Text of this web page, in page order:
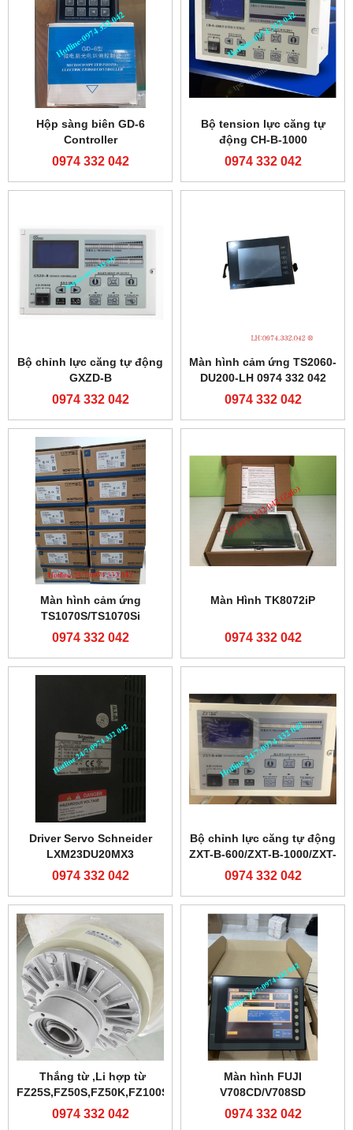
Hộp sàng biên GD-6
Controller
0974 332 042
Bộ tension lực căng tự
động CH-B-1000
0974 332 042
Bộ chỉnh lực căng tự động
GXZD-B
0974 332 042
Màn hình cảm ứng TS2060-
DU200-LH 0974 332 042
0974 332 042
Màn hình cảm ứng
TS1070S/TS1070Si
0974 332 042
Màn Hình TK8072iP
0974 332 042
Driver Servo Schneider
LXM23DU20MX3
0974 332 042
Bộ chỉnh lực căng tự động
ZXT-B-600/ZXT-B-1000/ZXT-
C-600/ZXT-C-1000
0974 332 042
Thắng từ ,Li hợp từ
FZ25S,FZ50S,FZ50K,FZ100S
0974 332 042
Màn hình FUJI
V708CD/V708SD
0974 332 042